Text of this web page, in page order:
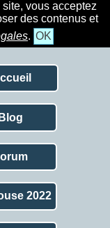
vous acceptez
des contenus et
. OK
Blog
2022